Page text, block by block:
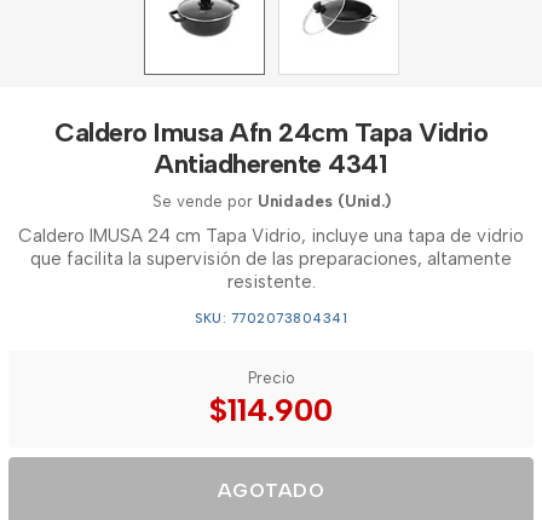
Caldero Imusa Afn 24cm Tapa Vidrio
Antiadherente 4341
Se vende por Unidades (Unid.)
Caldero IMUSA 24 cm Tapa Vidrio, incluye una tapa de vidrio
que facilita la supervisión de las preparaciones, altamente
resistente.
SKU: 7702073804341
Precio
$114.900
AGOTADO